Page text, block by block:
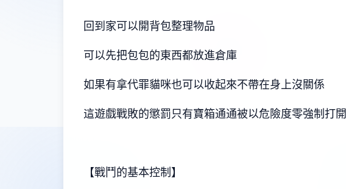
回到家可以開背包整理物品
可以先把包包的東西都放進倉庫
如果有拿代罪貓咪也可以收起來不帶在身上沒關係
這遊戲戰敗的懲罰只有寶箱通通被以危險度零強制打開
【戰鬥的基本控制】